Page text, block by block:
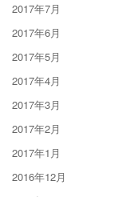
2017年7月
2017年6月
2017年5月
2017年4月
2017年3月
2017年2月
2017年1月
2016年12月